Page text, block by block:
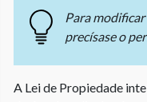
Para
precísase o
A Lei de Propiedade